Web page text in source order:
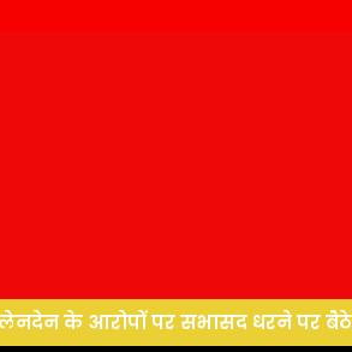
पर सभासद धरने पर बैठे, पर्यटन